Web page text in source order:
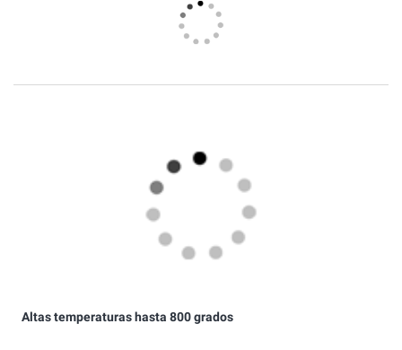
Altas temperaturas hasta 800 grados